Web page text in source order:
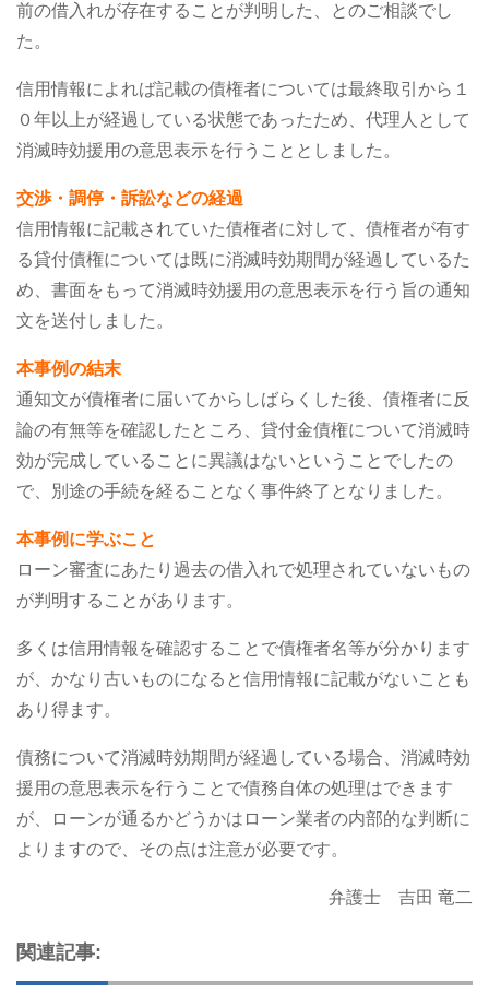
前の借入れが存在することが判明した、とのご相談でし
た。
信用情報によれば記載の債権者については最終取引から１
０年以上が経過している状態であったため、代理人として
消滅時効援用の意思表示を行うこととしました。
交渉・調停・訴訟などの経過
信用情報に記載されていた債権者に対して、債権者が有す
る貸付債権については既に消滅時効期間が経過しているた
め、書面をもって消滅時効援用の意思表示を行う旨の通知
文を送付しました。
本事例の結末
通知文が債権者に届いてからしばらくした後、債権者に反
論の有無等を確認したところ、貸付金債権について消滅時
効が完成していることに異議はないということでしたの
で、別途の手続を経ることなく事件終了となりました。
本事例に学ぶこと
ローン審査にあたり過去の借入れで処理されていないもの
が判明することがあります。
多くは信用情報を確認することで債権者名等が分かります
が、かなり古いものになると信用情報に記載がないことも
あり得ます。
債務について消滅時効期間が経過している場合、消滅時効
援用の意思表示を行うことで債務自体の処理はできます
が、ローンが通るかどうかはローン業者の内部的な判断に
よりますので、その点は注意が必要です。
弁護士 吉田 竜二
関連記事: